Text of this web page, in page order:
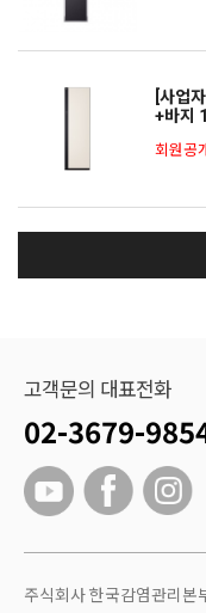
[사업
+바지
회원공
고객문의 대표전화
02-3679-
주식회사 한국감염관리본